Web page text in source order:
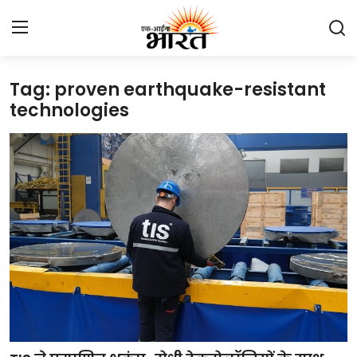
Home
प्रेस रिलीज़
देश
राजस्थान
लाइफस्टाइल
Contact
Tag: proven earthquake-resistant
technologies